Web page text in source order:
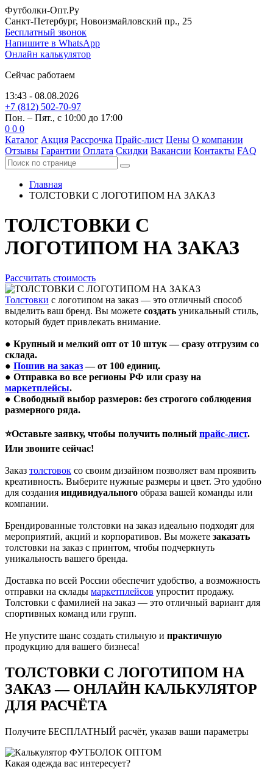
Футболки-Опт.Ру
Санкт-Петербург, Новоизмайловский пр., 25
Бесплатный звонок
Напишите в WhatsApp
Онлайн калькулятор
Сейчас работаем
13:43 - 08.08.2026
+7 (812) 502-70-97
Пон. – Пят., с 10:00 до 17:00
0 0 0
Каталог Акция Рассрочка Прайс-лист Цены О компании
Отзывы Гарантии Оплата Скидки Вакансии Контакты FAQ
Главная
ТОЛСТОВКИ С ЛОГОТИПОМ НА ЗАКАЗ
ТОЛСТОВКИ С
ЛОГОТИПОМ НА ЗАКАЗ
Рассчитать стоимость
Толстовки с логотипом на заказ — это отличный способ
выделить ваш бренд. Вы можете создать уникальный стиль,
который будет привлекать внимание.
● Крупный и мелкий опт от 10 штук — сразу отгрузим со
склада.
● Пошив на заказ— от 100 единиц.
● Отправка во все регионы РФ или сразу на
маркетплейсы.
● Свободный выбор размеров: без строгого соблюдения
размерного ряда.
⭐Оставьте заявку, чтобы получить полный прайс-лист.
Или звоните сейчас!
Заказ толстовок со своим дизайном позволяет вам проявить
креативность. Выберите нужные размеры и цвет. Это удобно
для создания индивидуального образа вашей команды или
компании.
Брендированные толстовки на заказ идеально подходят для
мероприятий, акций и корпоративов. Вы можете заказать
толстовки на заказ с принтом, чтобы подчеркнуть
уникальность вашего бренда.
Доставка по всей России обеспечит удобство, а возможность
отправки на склады маркетплейсов упростит продажу.
Толстовки с фамилией на заказ — это отличный вариант для
спортивных команд или групп.
Не упустите шанс создать стильную и практичную
продукцию для вашего бизнеса!
ТОЛСТОВКИ С ЛОГОТИПОМ НА
ЗАКАЗ — ОНЛАЙН КАЛЬКУЛЯТОР
ДЛЯ РАСЧЁТА
Получите БЕСПЛАТНЫЙ расчёт, указав ваши параметры
Какая одежда вас интересует?